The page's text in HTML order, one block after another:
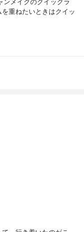
メイクのクイックラ
重ねたいときはクイッ